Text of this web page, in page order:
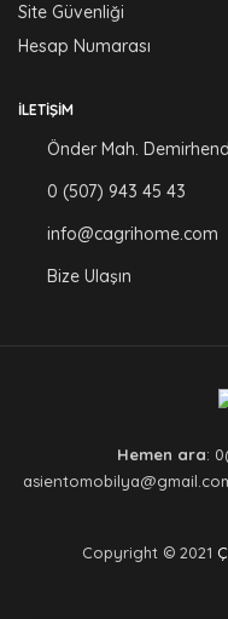
Site Güvenliği
Hesap Numarası
İLETIŞIM
Önder Mah.
0 (507) 943 45 43
info@cagrihome.com
Bize Ulaşın
Hemen ara:
Copyright © 2021